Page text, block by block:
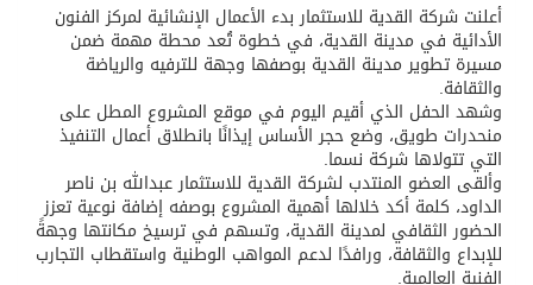
أعلنت شركة القدية للاستثمار بدء الأعمال الإنشائية لمركز الفنون
الأدائية في مدينة القدية، في خطوة تُعد محطة مهمة ضمن
مسيرة تطوير مدينة القدية بوصفها وجهة للترفيه والرياضة
والثقافة.
وشهد الحفل الذي أقيم اليوم في موقع المشروع المطل على
منحدرات طويق، وضع حجر الأساس إيذانًا بانطلاق أعمال التنفيذ
التي تتولاها شركة نسما.
وألقى العضو المنتدب لشركة القدية للاستثمار عبدالله بن ناصر
الداود، كلمة أكد خلالها أهمية المشروع بوصفه إضافة نوعية تعزز
الحضور الثقافي لمدينة القدية، وتسهم في ترسيخ مكانتها وجهةً
للإبداع والثقافة، ورافدًا لدعم المواهب الوطنية واستقطاب التجارب
الفنية العالمية.